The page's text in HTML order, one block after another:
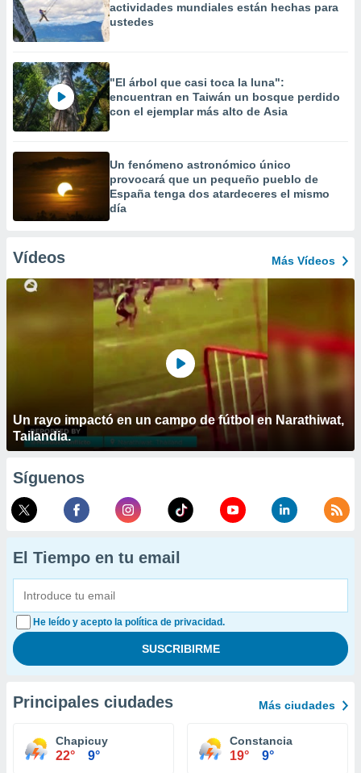
actividades mundiales están hechas para
ustedes
"El árbol que casi toca la luna":
encuentran en Taiwán un bosque perdido
con el ejemplar más alto de Asia
Un fenómeno astronómico único
provocará que un pequeño pueblo de
España tenga dos atardeceres el mismo
día
Vídeos Más Vídeos
Un rayo impactó en un campo de fútbol en Narathiwat,
Tailandia.
Síguenos
El Tiempo en tu email
He leído y acepto la política de privacidad.
Principales ciudades Más ciudades
Chapicuy
22° 9°
Constancia
19° 9°